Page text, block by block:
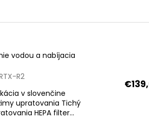
vodou a nabíjacia
R2
v slovenčine
upratovania Tichý
HEPA filter...